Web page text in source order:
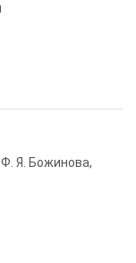
Ф. Я. Божинова,